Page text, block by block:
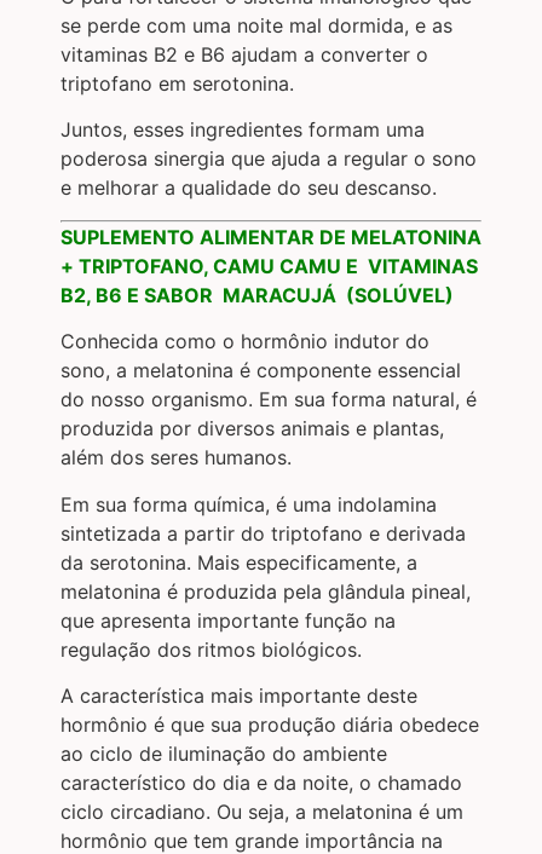
se perde com uma noite mal dormida, e as
vitaminas B2 e B6 ajudam a converter o
triptofano em serotonina.
Juntos, esses ingredientes formam uma
poderosa sinergia que ajuda a regular o sono
e melhorar a qualidade do seu descanso.
SUPLEMENTO ALIMENTAR DE MELATONINA
+ TRIPTOFANO, CAMU CAMU E VITAMINAS
B2, B6 E SABOR MARACUJÁ (SOLÚVEL)
Conhecida como o hormônio indutor do
sono, a melatonina é componente essencial
do nosso organismo. Em sua forma natural, é
produzida por diversos animais e plantas,
além dos seres humanos.
Em sua forma química, é uma indolamina
sintetizada a partir do triptofano e derivada
da serotonina. Mais especificamente, a
melatonina é produzida pela glândula pineal,
que apresenta importante função na
regulação dos ritmos biológicos.
A característica mais importante deste
hormônio é que sua produção diária obedece
ao ciclo de iluminação do ambiente
característico do dia e da noite, o chamado
ciclo circadiano. Ou seja, a melatonina é um
hormônio que tem grande importância na